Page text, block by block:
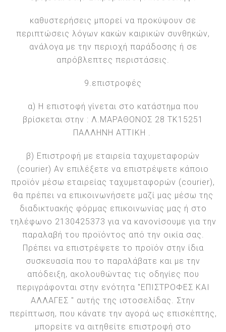
καθυστερήσεις μπορεί να προκύψουν σε
περιπτώσεις λόγων κακών καιρικών συνθηκών,
ανάλογα με την περιοχή παράδοσης ή σε
απρόβλεπτες περιστάσεις.
9.επιστροφές
α) Η επιστοφή γίνεται στο κατάστημα που
βρίσκεται στην : Λ.ΜΑΡΑΘΟΝΟΣ 28 ΤΚ15251
ΠΑΛΛΗΝΗ ΑΤΤΙΚΗ .
β) Επιστροφή με εταιρεία ταχυμεταφορών
(courier) Αν επιλέξετε να επιστρέψετε κάποιο
προϊόν μέσω εταιρείας ταχυμεταφορών (courier),
θα πρέπει να επικοινωνήσετε μαζί μας μέσω της
διαδικτυακής φόρμας επικοινωνίας μας ή στο
τηλέφωνο 2130425373 για να κανονίσουμε για την
παραλαβή του προϊόντος από την οικία σας.
Πρέπει να επιστρέψετε το προϊόν στην ίδια
συσκευασία που το παραλάβατε και με την
απόδειξη, ακολουθώντας τις οδηγίες που
περιγράφονται στην ενότητα "ΕΠΙΣΤΡΟΦΕΣ ΚΑΙ
ΑΛΛΑΓΕΣ " αυτής της ιστοσελίδας. Στην
περίπτωση, που κάνατε την αγορά ως επισκέπτης,
μπορείτε να αιτηθείτε επιστροφή στο